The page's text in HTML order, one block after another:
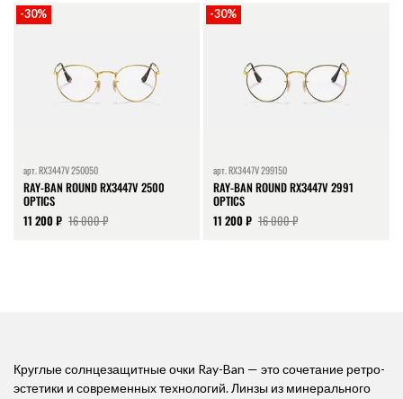
-30%
арт.RX3447V 250050
RAY-BAN ROUND RX3447V 2500
OPTICS
11 200 ₽ 16 000 ₽
-30%
арт. RX3447V 299150
RAY-BAN ROUND RX3447V 2991
OPTICS
11 200 ₽ 16 000 ₽
Круглые солнцезащитные очки Ray-Ban — это сочетание ретро-
эстетики и современных технологий. Линзы из минерального